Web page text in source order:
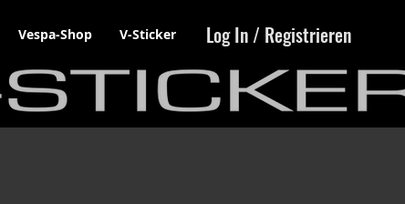
Vespa-Shop V-Sticker Log In / Registrieren